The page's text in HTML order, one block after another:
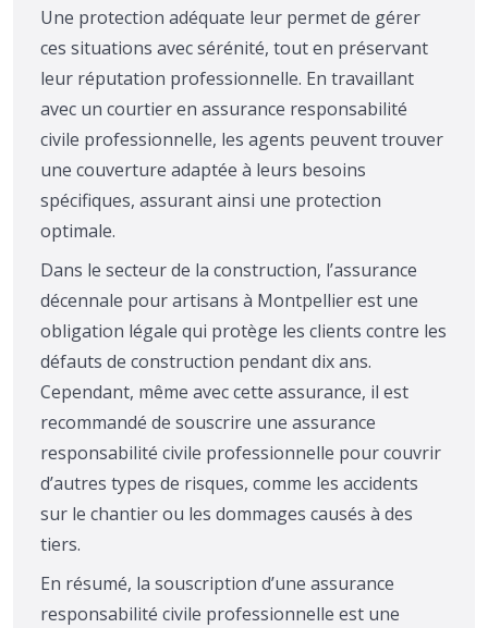
Une protection adéquate leur permet de gérer
ces situations avec sérénité, tout en préservant
leur réputation professionnelle. En travaillant
avec un courtier en assurance responsabilité
civile professionnelle, les agents peuvent trouver
une couverture adaptée à leurs besoins
spécifiques, assurant ainsi une protection
optimale.
Dans le secteur de la construction, l’assurance
décennale pour artisans à Montpellier est une
obligation légale qui protège les clients contre les
défauts de construction pendant dix ans.
Cependant, même avec cette assurance, il est
recommandé de souscrire une assurance
responsabilité civile professionnelle pour couvrir
d’autres types de risques, comme les accidents
sur le chantier ou les dommages causés à des
tiers.
En résumé, la souscription d’une assurance
responsabilité civile professionnelle est une